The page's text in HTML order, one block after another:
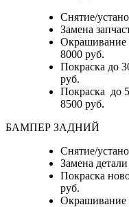
Снятие/
Замена
Окрашивание
8000 руб.
Покраска до
руб.
Покраска до
8500 руб.
БАМПЕР ЗАДНИЙ
Снятие/
Замена детали
Покраска
руб.
Окрашивание